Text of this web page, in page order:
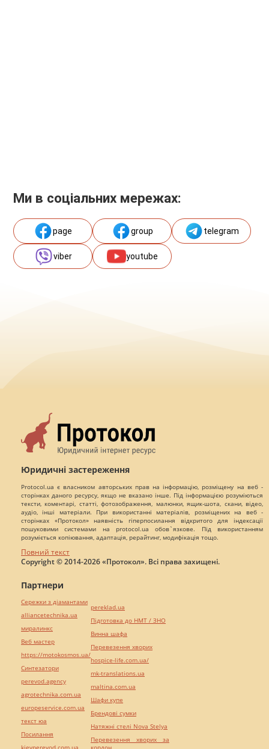
Ми в соціальних мережах:
page group telegram
viber youtube
Юридичні застереження
Protocol.ua є власником авторських прав на інформацію, розміщену на веб -
сторінках даного ресурсу, якщо не вказано інше. Під інформацією розуміються
тексти, коментарі, статті, фотозображення, малюнки, ящик-шота, скани, відео,
аудіо, інші матеріали. При використанні матеріалів, розміщених на веб -
сторінках «Протокол» наявність гіперпосилання відкритого для індексації
пошуковими системами на protocol.ua обов`язкове. Під використанням
розуміється копіювання, адаптація, рерайтинг, модифікація тощо.
Повний текст
Copyright © 2014-2026 «Протокол». Всі права захищені.
Партнери
Сережки з діамантами
alliancetechnika.ua
миралинкс
Веб мастер
https://motokosmos.ua/
Синтезатори
perevod.agency
agrotechnika.com.ua
europeservice.com.ua
текст юа
Посилання
kievperevod.com.ua
pereklad.ua
Підготовка до НМТ / ЗНО
Винна шафа
Перевезення хворих
hospice-life.com.ua/
mk-translations.ua
maltina.com.ua
Шафи купе
Брендові сумки
Натяжні стелі Nova Stelya
Перевезення хворих за
кордон